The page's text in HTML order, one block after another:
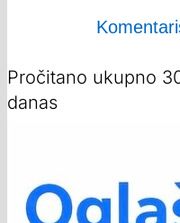
Pročitano ukupno
danas